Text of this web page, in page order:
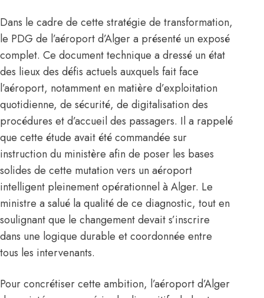
Dans le cadre de cette stratégie de transformation,
le PDG de l’aéroport d’Algera présenté un exposé
complet. Ce document technique a dressé un état
des lieux des défis actuels auxquels fait face
l’aéroport, notamment en matière d’exploitation
quotidienne, de sécurité, de digitalisation des
procédures et d’accueil des passagers. Il a rappelé
que cette étude avait été commandée sur
instruction du ministère afin de poser les bases
solides de cette mutation vers un aéroport
intelligent pleinement opérationnel à Alger. Le
ministre a salué la qualité de ce diagnostic, tout en
soulignant que le changement devait s’inscrire
dans une logique durable et coordonnée entre
tous les intervenants.
Pour concrétiser cette ambition, l’aéroport d’Alger